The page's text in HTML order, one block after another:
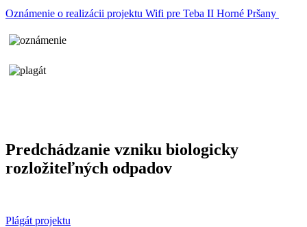
Oznámenie o realizácii projektu Wifi pre Teba II Horné Pršany
Predchádzanie vzniku biologicky
rozložiteľných odpadov
Plágát projektu